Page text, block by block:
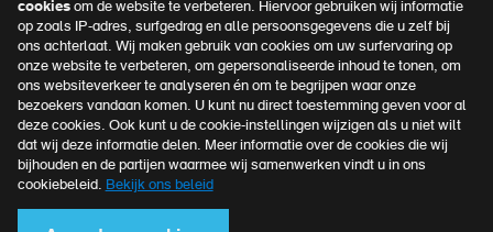
Officieel kennispartner van
MKB Nederland
Meer over MKB Nederland
Klachtenprocedure
Cookies
cookiesom de website te verbeteren. Hiervoor gebruiken wij informatie
op zoals IP-adres, surfgedrag en alle persoonsgegevens die u zelf bij
ons achterlaat. Wij maken gebruik van cookies om uw surfervaring op
onze website te verbeteren, om gepersonaliseerde inhoud te tonen, om
ons websiteverkeer te analyseren én om te begrijpen waar onze
bezoekers vandaan komen. U kunt nu direct toestemming geven voor al
deze cookies. Ook kunt u de cookie-instellingen wijzigen als u niet wilt
dat wij deze informatie delen. Meer informatie over de cookies die wij
bijhouden en de partijen waarmee wij samenwerken vindt u in ons
cookiebeleid. Bekijk ons beleid